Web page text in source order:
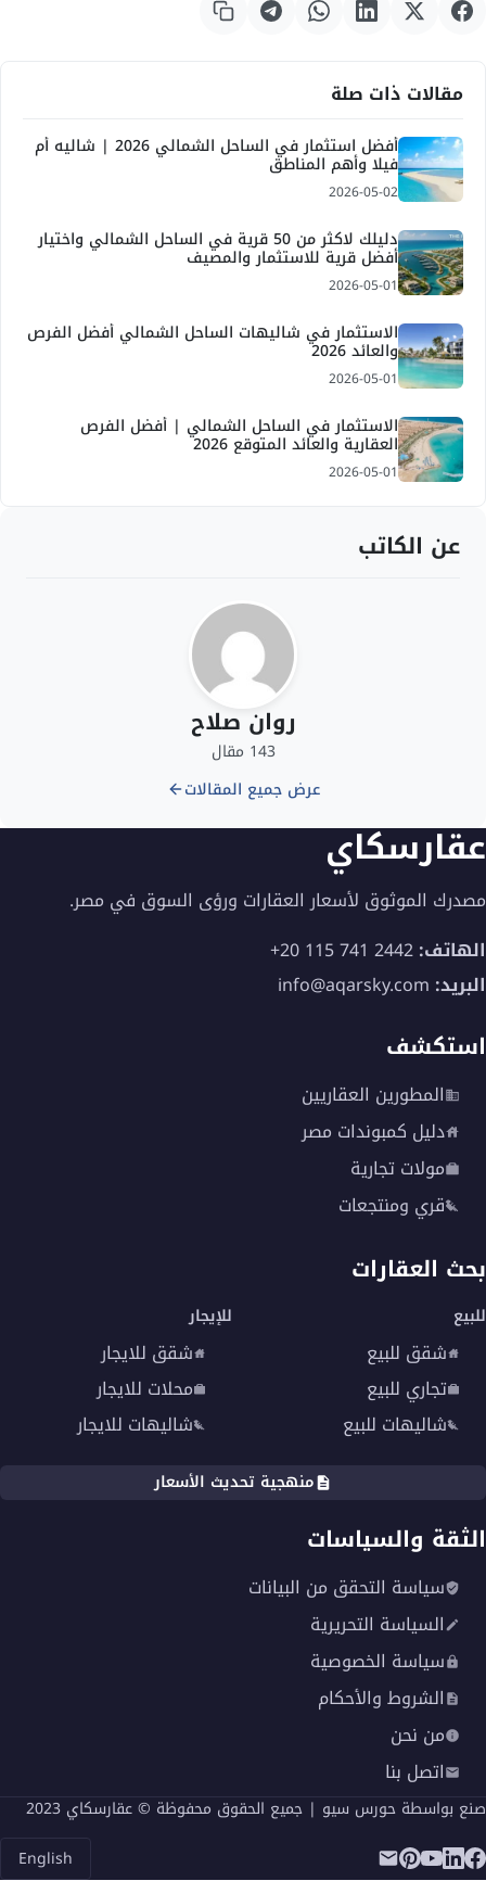
مقالات ذات صلة
أفضل استثمار في الساحل الشمالي 2026 | شاليه أم
فيلا وأهم المناطق
2026-05-02
دليلك لاكثر من 50 قرية في الساحل الشمالي واختيار
أفضل قرية للاستثمار والمصيف
2026-05-01
الاستثمار في شاليهات الساحل الشمالي أفضل الفرص
والعائد 2026
2026-05-01
الاستثمار في الساحل الشمالي | أفضل الفرص
العقارية والعائد المتوقع 2026
2026-05-01
عن الكاتب
روان صلاح
143 مقال
عرض جميع المقالات
عقارسكاي
مصدرك الموثوق لأسعار العقارات ورؤى السوق في مصر.
الهاتف:+20 115 741 2442
البريد: info@aqarsky.com
استكشف
المطورين العقاريين
دليل كمبوندات مصر
مولات تجارية
قري ومنتجعات
بحث العقارات
للبيع
شقق للبيع
تجاري للبيع
شاليهات للبيع
للإيجار
شقق للايجار
محلات للايجار
شاليهات للايجار
منهجية تحديث الأسعار
الثقة والسياسات
سياسة التحقق من البيانات
السياسة التحريرية
سياسة الخصوصية
الشروط والأحكام
من نحن
اتصل بنا
صنع بواسطة حورس سيو | جميع الحقوق محفوظة © عقارسكاي 2023
English